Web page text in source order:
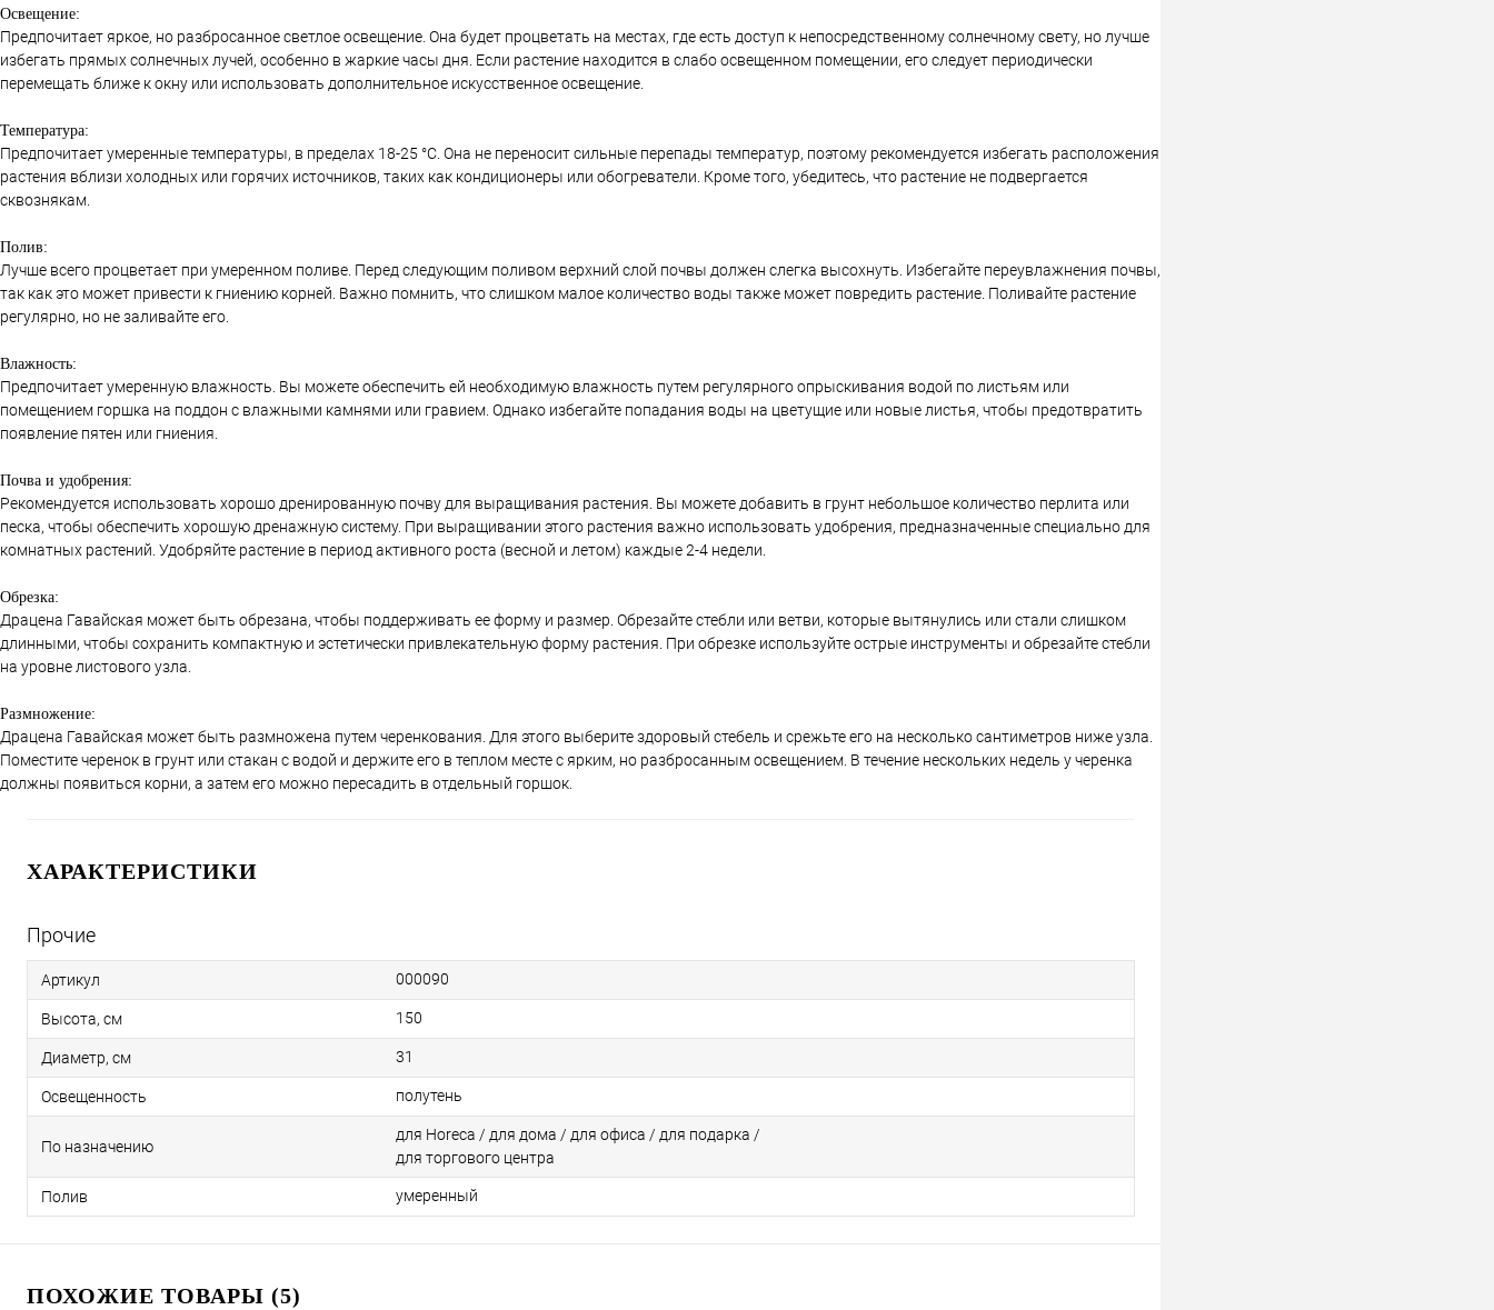
Освещение:
Предпочитает яркое, но разбросанное светлое освещение. Она будет процветать на местах, где есть доступ к непосредственному солнечному свету, но лучше
избегать прямых солнечных лучей, особенно в жаркие часы дня. Если растение находится в слабо освещенном помещении, его следует периодически
перемещать ближе к окну или использовать дополнительное искусственное освещение.
Температура:
Предпочитает умеренные температуры, в пределах 18-25 °C. Она не переносит сильные перепады температур, поэтому рекомендуется избегать расположения
растения вблизи холодных или горячих источников, таких как кондиционеры или обогреватели. Кроме того, убедитесь, что растение не подвергается
сквознякам.
Полив:
Лучше всего процветает при умеренном поливе. Перед следующим поливом верхний слой почвы должен слегка высохнуть. Избегайте переувлажнения почвы,
так как это может привести к гниению корней. Важно помнить, что слишком малое количество воды также может повредить растение. Поливайте растение
регулярно, но не заливайте его.
Влажность:
Предпочитает умеренную влажность. Вы можете обеспечить ей необходимую влажность путем регулярного опрыскивания водой по листьям или
помещением горшка на поддон с влажными камнями или гравием. Однако избегайте попадания воды на цветущие или новые листья, чтобы предотвратить
появление пятен или гниения.
Почва и удобрения:
Рекомендуется использовать хорошо дренированную почву для выращивания растения. Вы можете добавить в грунт небольшое количество перлита или
песка, чтобы обеспечить хорошую дренажную систему. При выращивании этого растения важно использовать удобрения, предназначенные специально для
комнатных растений. Удобряйте растение в период активного роста (весной и летом) каждые 2-4 недели.
Обрезка:
Драцена Гавайская может быть обрезана, чтобы поддерживать ее форму и размер. Обрезайте стебли или ветви, которые вытянулись или стали слишком
длинными, чтобы сохранить компактную и эстетически привлекательную форму растения. При обрезке используйте острые инструменты и обрезайте стебли
на уровне листового узла.
Размножение:
Драцена Гавайская может быть размножена путем черенкования. Для этого выберите здоровый стебель и срежьте его на несколько сантиметров ниже узла.
Поместите черенок в грунт или стакан с водой и держите его в теплом месте с ярким, но разбросанным освещением. В течение нескольких недель у черенка
должны появиться корни, а затем его можно пересадить в отдельный горшок.
ХАРАКТЕРИСТИКИ
Прочие
Артикул 000090
Высота, см 150
Диаметр, см 31
Освещенность полутень
По назначению
для Horeca / для дома / для офиса / для подарка /
для торгового центра
Полив умеренный
ПОХОЖИЕ ТОВАРЫ (5)